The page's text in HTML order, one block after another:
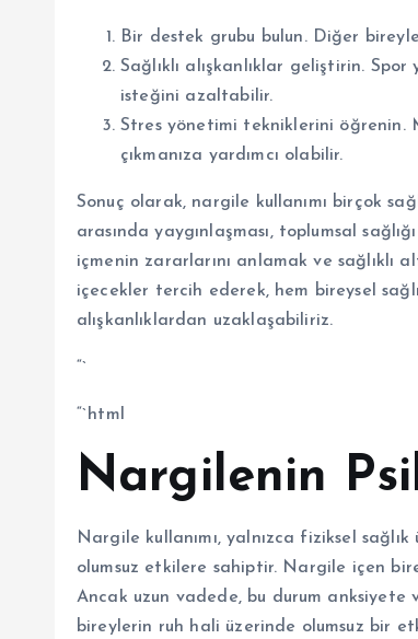
Bir destek grubu bulun. Diğer
Sağlıklı alışkanlıklar geliştirin.
isteğini azaltabilir.
Stres yönetimi tekniklerini öğrenin.
çıkmanıza yardımcı olabilir.
Sonuç olarak, nargile kullanımı birçok
arasında yaygınlaşması, toplumsal
içmenin zararlarını anlamak ve
içecekler tercih ederek, hem bireysel
alışkanlıklardan uzaklaşabiliriz.
“`
“`html
Nargilenin
Nargile kullanımı, yalnızca fiziksel
olumsuz etkilere sahiptir. Nargile içen
Ancak uzun vadede, bu durum anksiyete
bireylerin ruh hali üzerinde olumsuz bir